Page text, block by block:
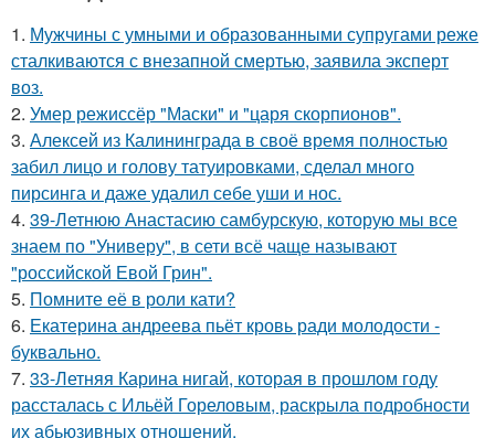
1. Мужчины с умными и образованными супругами реже
сталкиваются с внезапной смертью, заявила эксперт
воз.
2. Умер режиссёр "Маски" и "царя скорпионов".
3. Алексей из Калининграда в своё время полностью
забил лицо и голову татуировками, сделал много
пирсинга и даже удалил себе уши и нос.
4. 39-Летнюю Анастасию самбурскую, которую мы все
знаем по "Универу", в сети всё чаще называют
"российской Евой Грин".
5. Помните её в роли кати?
6. Екатерина андреева пьёт кровь ради молодости -
буквально.
7. 33-Летняя Карина нигай, которая в прошлом году
рассталась с Ильёй Гореловым, раскрыла подробности
их абьюзивных отношений.